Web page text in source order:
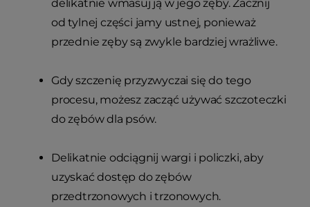
delikatnie wmasuj ją w jego zęby. Zacznij
od tylnej części jamy ustnej, ponieważ
przednie zęby są zwykle bardziej wrażliwe.
Gdy szczenię przyzwyczai się do tego
procesu, możesz zacząć używać szczoteczki
do zębów dla psów.
Delikatnie odciągnij wargi i policzki, aby
uzyskać dostęp do zębów
przedtrzonowych i trzonowych.